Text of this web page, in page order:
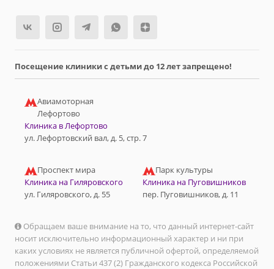
Посещение клиники с детьми до 12 лет запрещено!
Авиамоторная
Лефортово
Клиника в Лефортово
ул. Лефортовский вал, д. 5, стр. 7
Проспект мира
Клиника на Гиляровского
ул. Гиляровского, д. 55
Парк культуры
Клиника на Пуговишников
пер. Пуговишников, д. 11
Обращаем ваше внимание на то, что данный интернет-сайт
носит исключительно информационный характер и ни при
каких условиях не является публичной офертой, определяемой
положениями Статьи 437 (2) Гражданского кодекса Российской